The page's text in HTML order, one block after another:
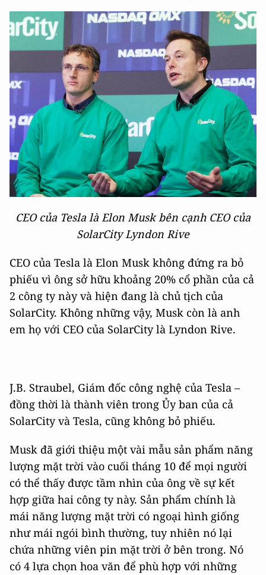
CEO của Tesla là Elon Musk bên cạnh CEO của
SolarCity Lyndon Rive
CEO của Tesla là Elon Musk không đứng ra bỏ
phiếu vì ông sở hữu khoảng 20% cổ phần của cả
2 công ty này và hiện đang là chủ tịch của
SolarCity. Không những vậy, Musk còn là anh
em họ với CEO của SolarCity là Lyndon Rive.
J.B. Straubel, Giám đốc công nghệ của Tesla –
đồng thời là thành viên trong Ủy ban của cả
SolarCity và Tesla, cũng không bỏ phiếu.
Musk đã giới thiệu một vài mẫu sản phẩm năng
lượng mặt trời vào cuối tháng 10 để mọi người
có thể thấy được tầm nhìn của ông về sự kết
hợp giữa hai công ty này. Sản phẩm chính là
mái năng lượng mặt trời có ngoại hình giống
như mái ngói bình thường, tuy nhiên nó lại
chứa những viên pin mặt trời ở bên trong. Nó
có 4 lựa chọn hoa văn để phù hợp với những